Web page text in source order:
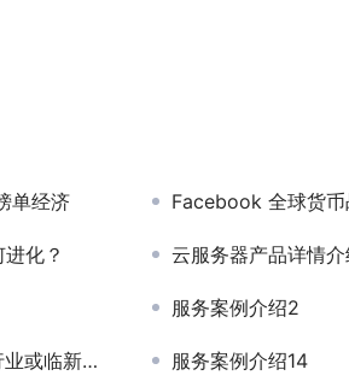
单经济 Facebook 全球货币
化？ 云服务器产品详情介
服务案例介绍2
临新拐点 服务案例介绍14